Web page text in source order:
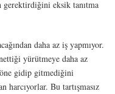
eksik tanıtma
daha az iş yapmıyor.
yürütmeye daha az
gidip gitmediğini
harcıyorlar. Bu tartışmasız